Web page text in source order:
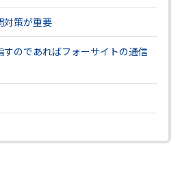
対策が重要
のであればフォーサイトの通信